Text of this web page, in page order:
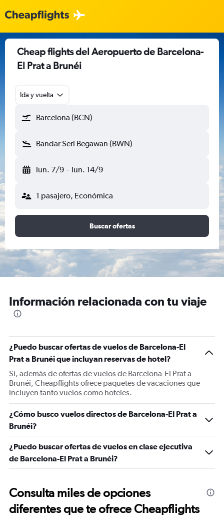
Cheap flights del Aeropuerto de Barcelona-
El Prat a Brunéi
Ida y vuelta
Barcelona (BCN)
Bandar Seri Begawan (BWN)
lun. 7/9 - lun. 14/9
1 pasajero, Económica
Buscar ofertas
Información relacionada con tu viaje
¿Puedo buscar ofertas de vuelos de Barcelona-El
Prat a Brunéi que incluyan reservas de hotel?
Sí, además de ofertas de vuelos de Barcelona-El Prat a
Brunéi, Cheapflights ofrece paquetes de vacaciones que
incluyen tanto vuelos como hoteles.
¿Cómo busco vuelos directos de Barcelona-El Prat a
Brunéi?
¿Puedo buscar ofertas de vuelos en clase ejecutiva
de Barcelona-El Prat a Brunéi?
Consulta miles de opciones
diferentes que te ofrece Cheapflights